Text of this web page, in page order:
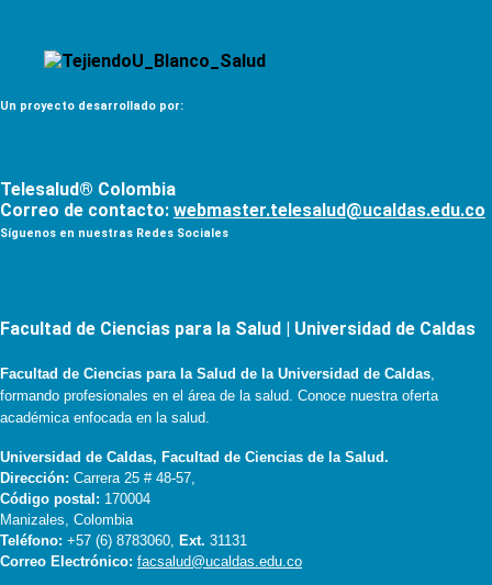
Un proyecto desarrollado por:
Telesalud® Colombia
Correo de contacto: webmaster.telesalud@ucaldas.edu.co
Síguenos en nuestras Redes Sociales
Facultad de Ciencias para la Salud | Universidad de Caldas
Facultad de Ciencias para la Salud de la Universidad de Caldas
formando profesionales en el área de la salud. Conoce nuestra oferta
académica enfocada en la salud.
Universidad de Caldas, Facultad de Ciencias de la Salud.
Dirección: Carrera 25 # 48-57,
Código postal: 170004
Manizales, Colombia
Teléfono: +57 (6) 8783060, Ext. 31131
Correo Electrónico: facsalud@ucaldas.edu.co